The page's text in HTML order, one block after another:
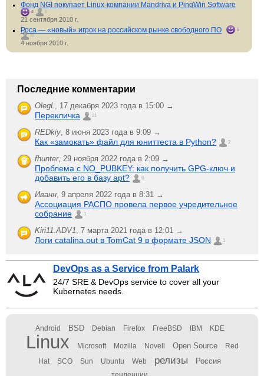
Фонд NGI покупает Linux-компании Mandriva и PingWin Software
3 5
21 сентября 2010 г.
Роса — «новый» игрок на российском рынке свободного ПО
5
11
4 ноября 2010 г.
Последние комментарии
OlegL, 17 декабря 2023 года в 15:00 →
Перекличка 21
REDkiy, 8 июня 2023 года в 9:09 →
Как «замокать» файл для юниттеста в Python? 2
fhunter, 29 ноября 2022 года в 2:09 →
Проблема с NO_PUBKEY: как получить GPG-ключ и
добавить его в базу apt?
6
Иванн, 9 апреля 2022 года в 8:31 →
Ассоциация РАСПО провела первое учредительное
собрание
1
Kiri11.ADV1, 7 марта 2021 года в 12:01 →
Логи catalina.out в TomCat 9 в формате JSON 1
DevOps as a Service from Palark
24/7 SRE & DevOps service to cover all your
Kubernetes needs.
Android BSD Debian Firefox FreeBSD IBM KDE
Linux Microsoft Mozilla Novell Open Source Red
Hat SCO Sun Ubuntu Web релизы Россия